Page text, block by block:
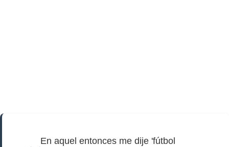
En aquel entonces me dije 'fútbol